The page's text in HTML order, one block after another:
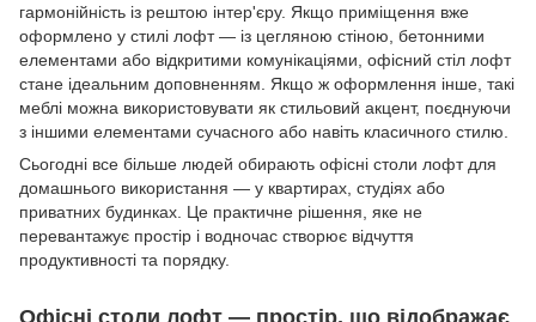
гармонійність із рештою інтер'єру. Якщо приміщення вже
оформлено у стилі лофт — із цегляною стіною, бетонними
елементами або відкритими комунікаціями, офісний стіл лофт
стане ідеальним доповненням. Якщо ж оформлення інше, такі
меблі можна використовувати як стильовий акцент, поєднуючи
з іншими елементами сучасного або навіть класичного стилю.
Сьогодні все більше людей обирають офісні столи лофт для
домашнього використання — у квартирах, студіях або
приватних будинках. Це практичне рішення, яке не
перевантажує простір і водночас створює відчуття
продуктивності та порядку.
Офісні столи лофт — простір, що відображає